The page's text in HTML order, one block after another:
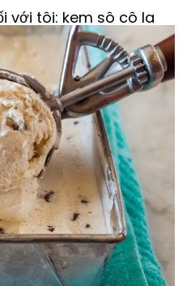
với tôi: kem sô cô la
những hương vị yêu
tiếp tục như